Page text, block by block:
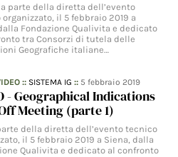
parte della diretta dell’evento
il 5 febbraio 2019 a
Fondazione Qualivita e dedicato
tra Consorzi di tutela delle
Geografiche italiane…
:: SISTEMA IG :: 5 febbraio 2019
- Geographical Indications
Meeting (parte 1)
della diretta dell’evento tecnico
il 5 febbraio 2019 a Siena, dalla
Qualivita e dedicato al confronto